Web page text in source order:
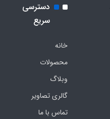
دسترسی
سریع
خانه
محصولات
وبلاگ
گالری تصاویر
تماس با ما